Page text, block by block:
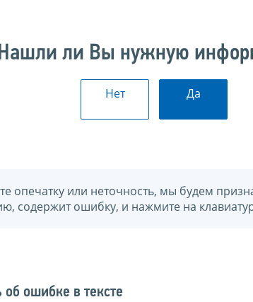
ли Вы нужную
Нет Да
опечатку или неточность, мы будем
содержит ошибку, и нажмите на
ошибке в тексте